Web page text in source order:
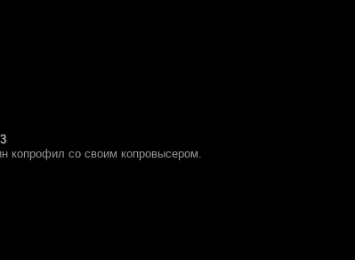
3
копрофил со своим копровысером.